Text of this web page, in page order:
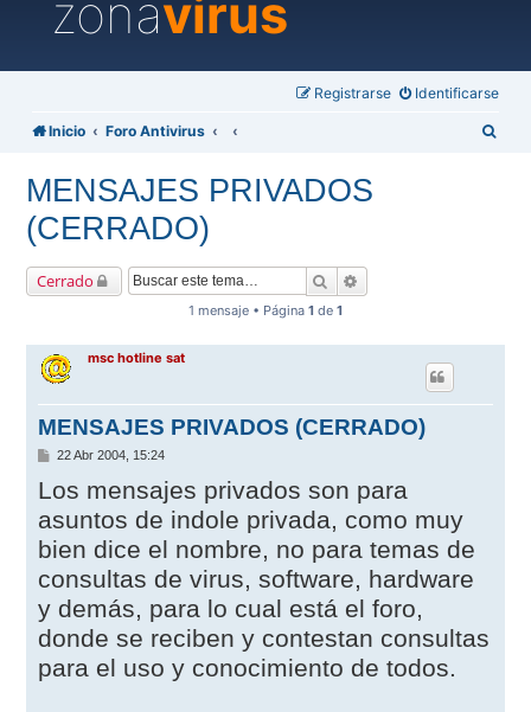
zonavirus
Identificarse
Registrarse
Inicio Foro Antivirus
MENSAJES PRIVADOS
(CERRADO)
Cerrado Buscar
1 mensaje • Página 1 de 1
msc hotline sat
MENSAJES PRIVADOS (CERRADO)
M
n
s
a
j
e
22 Abr 2004, 15:24
Los mensajes privados son para
asuntos de indole privada, como muy
bien dice el nombre, no para temas de
consultas de virus, software, hardware
y demás, para lo cual está el foro,
donde se reciben y contestan consultas
para el uso y conocimiento de todos.